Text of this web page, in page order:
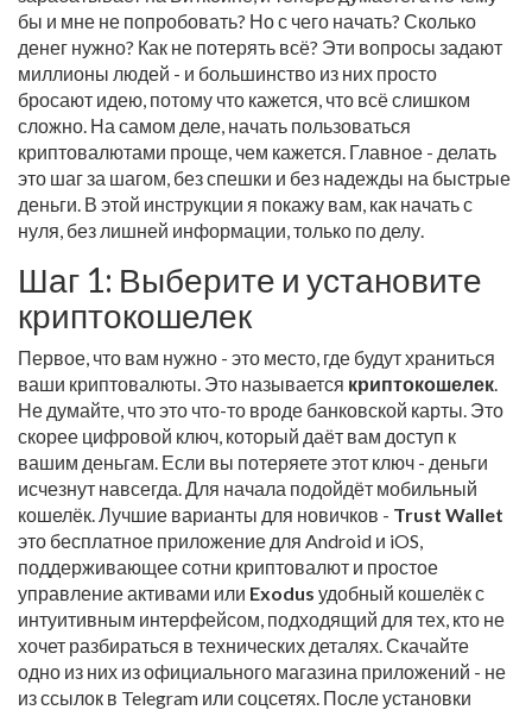
бы и мне не попробовать? Но с чего начать? Сколько
денег нужно? Как не потерять всё? Эти вопросы задают
миллионы людей - и большинство из них просто
бросают идею, потому что кажется, что всё слишком
сложно. На самом деле, начать пользоваться
криптовалютами проще, чем кажется. Главное - делать
это шаг за шагом, без спешки и без надежды на быстрые
деньги. В этой инструкции я покажу вам, как начать с
нуля, без лишней информации, только по делу.
Шаг 1: Выберите и установите
криптокошелек
Первое, что вам нужно - это место, где будут храниться
ваши криптовалюты. Это называется криптокошелек
Не думайте, что это что-то вроде банковской карты. Это
скорее цифровой ключ, который даёт вам доступ к
вашим деньгам. Если вы потеряете этот ключ - деньги
исчезнут навсегда. Для начала подойдёт мобильный
кошелёк. Лучшие варианты для новичков - Trust Wallet
это бесплатное приложение для Android и iOS,
поддерживающее сотни криптовалют и простое
управление активами или Exodus удобный кошелёк с
интуитивным интерфейсом, подходящий для тех, кто не
хочет разбираться в технических деталях . Скачайте
одно из них из официального магазина приложений - не
из ссылок в Telegram или соцсетях. После установки